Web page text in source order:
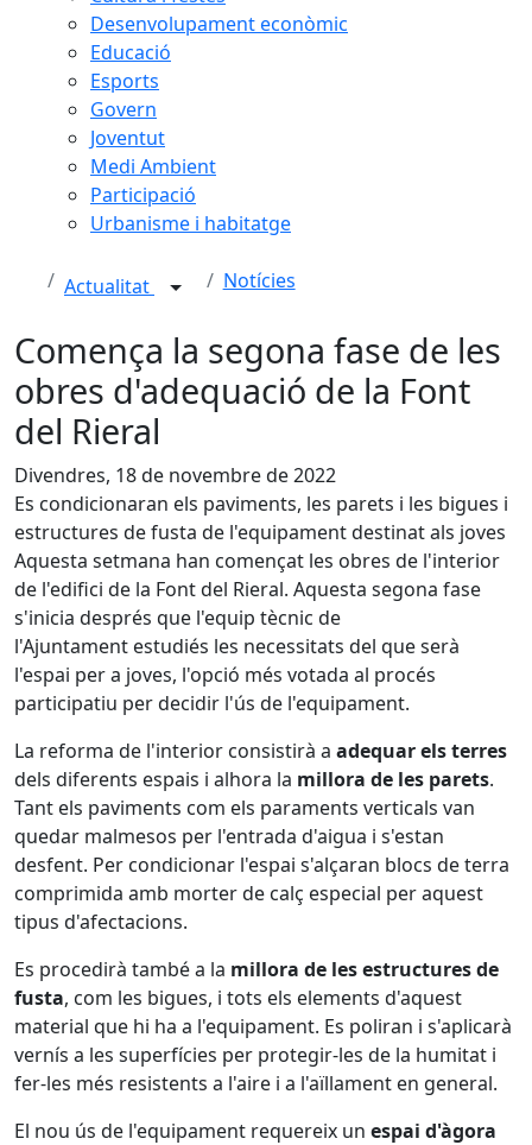
Desenvolupament econòmic
Educació
Esports
Govern
Joventut
Medi Ambient
Participació
Urbanisme i habitatge
Actualitat Notícies
Comença la segona fase de les
obres d'adequació de la Font
del Rieral
Divendres, 18 de novembre de 2022
Es condicionaran els paviments, les parets i les bigues i
estructures de fusta de l'equipament destinat als joves
Aquesta setmana han començat les obres de l'interior
de l'edifici de la Font del Rieral. Aquesta segona fase
s'inicia després que l'equip tècnic de
l'Ajuntament estudiés les necessitats del que serà
l'espai per a joves, l'opció més votada al procés
participatiu per decidir l'ús de l'equipament.
La reforma de l'interior consistirà a adequar els terres
dels diferents espais i alhora la millora de les parets.
Tant els paviments com els paraments verticals van
quedar malmesos per l'entrada d'aigua i s'estan
desfent. Per condicionar l'espai s'alçaran blocs de terra
comprimida amb morter de calç especial per aquest
tipus d'afectacions.
Es procedirà també a la millora de les estructures de
fusta, com les bigues, i tots els elements d'aquest
material que hi ha a l'equipament. Es poliran i s'aplicarà
vernís a les superfícies per protegir-les de la humitat i
fer-les més resistents a l'aire i a l'aïllament en general.
El nou ús de l'equipament requereix un espai d'àgora